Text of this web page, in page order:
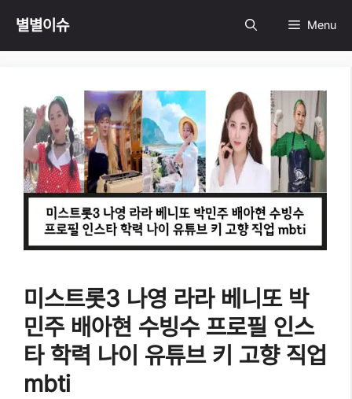
Skip
content
별별이슈 Menu
미스트롯3 나영 라라 베니또 박
민주 배아현 수빙수 프로필 인스
타 학력 나이 유튜브 키 고향 직업
mbti